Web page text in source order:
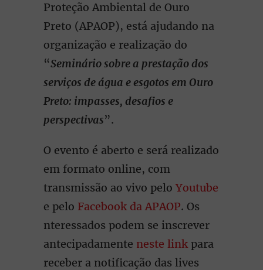
Proteção Ambiental de Ouro
Preto (APAOP), está ajudando na
organização e realização do
“Seminário sobre a prestação dos
serviços de água e esgotos em Ouro
Preto: impasses, desafios e
perspectivas”.
O evento é aberto e será realizado
em formato online, com
transmissão ao vivo pelo Youtube
e pelo Facebook da APAOP. Os
nteressados podem se inscrever
antecipadamente neste linkpara
receber a notificação das lives